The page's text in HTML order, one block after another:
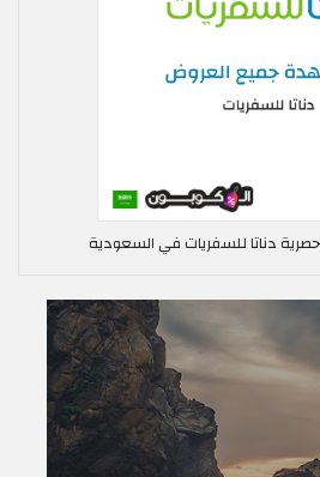
دناتا للسفريات في السعودية